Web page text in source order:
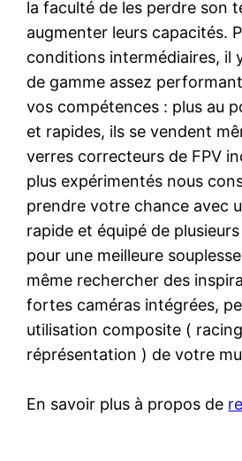
la faculté de les perdre son
augmenter leurs capacités.
conditions intermédiaires, il
de gamme assez
vos compétences : plus au
et rapides, ils se vendent
verres correcteurs de FPV
plus expérimentés nous
prendre votre chance avec
rapide et équipé de
pour une meilleure
même rechercher des
fortes caméras intégrées,
utilisation composite (
réprésentation ) de votre
En savoir plus à propos de